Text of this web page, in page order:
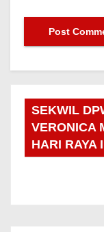
SEKWIL
VERONICA
HARI RAYA